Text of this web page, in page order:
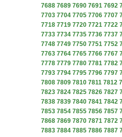
7688 7689 7690 7691 7692
7703 7704 7705 7706 7707
7718 7719 7720 7721 7722
7733 7734 7735 7736 7737
7748 7749 7750 7751 7752
7763 7764 7765 7766 7767
7778 7779 7780 7781 7782
7793 7794 7795 7796 7797
7808 7809 7810 7811 7812
7823 7824 7825 7826 7827
7838 7839 7840 7841 7842
7853 7854 7855 7856 7857
7868 7869 7870 7871 7872
7883 7884 7885 7886 7887